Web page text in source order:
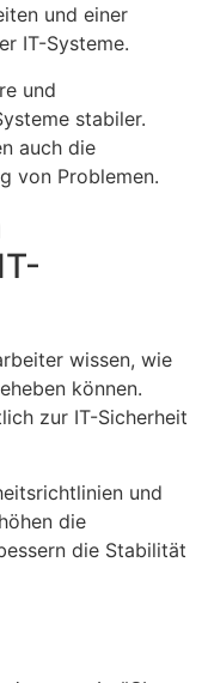
und einer
IT-Systeme.
und
stabiler.
auch die
von Problemen.
wissen, wie
können.
zur IT-Sicherheit
und
die
die Stabilität